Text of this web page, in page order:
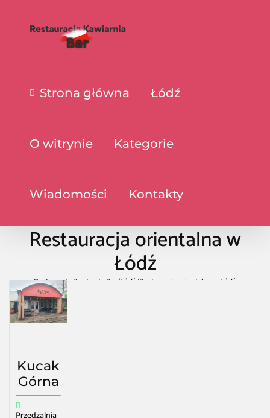
Strona główna Łódź
O witrynie Kategorie
Wiadomości Kontakty
Restauracja orientalna w
Łódź
Restauracja Kawiarnia Bar /Łódź /Restauracja orientalna w Łódź
Kucak
Górna